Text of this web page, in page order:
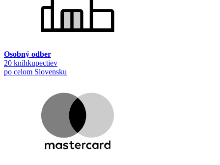
Osobný odber
20 kníhkupectiev
po celom Slovensku